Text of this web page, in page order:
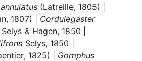
(Latreille, 1805) |
1807) | Cordulegaster
Selys & Hagen, 1850 |
Selys, 1850 |
1825) | Gomphus